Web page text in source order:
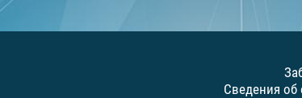
Сведения об